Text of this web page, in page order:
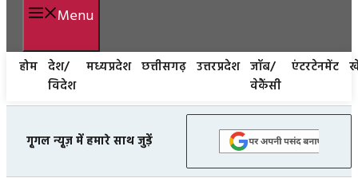
Menu
होम देश/
विदेश
मध्यप्रदेश छत्तीसगढ़ उत्तरप्रदेश जॉब/
वेकैंसी
एंटरटेनमेंट
गूगल न्यूज़ में हमारे साथ जुड़ें